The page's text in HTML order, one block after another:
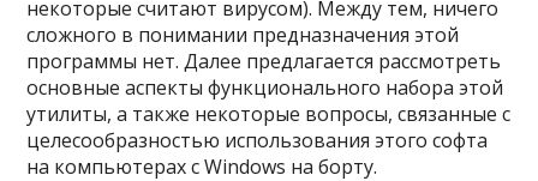
некоторые считают вирусом). Между тем, ничего
сложного в понимании предназначения этой
программы нет. Далее предлагается рассмотреть
основные аспекты функционального набора этой
утилиты, а также некоторые вопросы, связанные с
целесообразностью использования этого софта
на компьютерах с Windows на борту.